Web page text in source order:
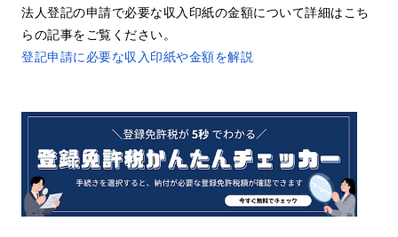
法人登記の申請で必要な収入印紙の金額について詳細はこち
らの記事をご覧ください。
登記申請に必要な収入印紙や金額を解説